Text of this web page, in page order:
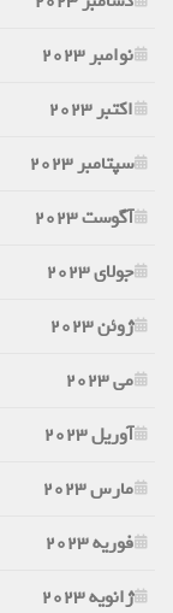
نوامبر 2023
اکتبر 2023
سپتامبر 2023
آگوست 2023
جولای 2023
ژوئن 2023
می 2023
آوریل 2023
مارس 2023
فوریه 2023
ژانویه 2023